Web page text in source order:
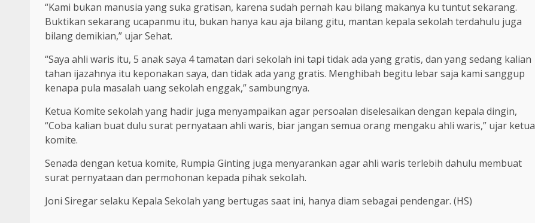
“Kami bukan manusia yang suka gratisan, karena sudah pernah kau bilang makanya ku tuntut sekarang.
Buktikan sekarang ucapanmu itu, bukan hanya kau aja bilang gitu, mantan kepala sekolah terdahulu juga
bilang demikian,” ujar Sehat.
“Saya ahli waris itu, 5 anak saya 4 tamatan dari sekolah ini tapi tidak ada yang gratis, dan yang sedang kalian
tahan ijazahnya itu keponakan saya, dan tidak ada yang gratis. Menghibah begitu lebar saja kami sanggup
kenapa pula masalah uang sekolah enggak,” sambungnya.
Ketua Komite sekolah yang hadir juga menyampaikan agar persoalan diselesaikan dengan kepala dingin,
“Coba kalian buat dulu surat pernyataan ahli waris, biar jangan semua orang mengaku ahli waris,” ujar ketua
komite.
Senada dengan ketua komite, Rumpia Ginting juga menyarankan agar ahli waris terlebih dahulu membuat
surat pernyataan dan permohonan kepada pihak sekolah.
Joni Siregar selaku Kepala Sekolah yang bertugas saat ini, hanya diam sebagai pendengar. (HS)